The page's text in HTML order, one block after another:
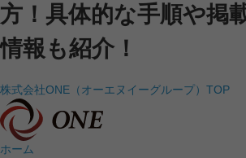
方！具体的な手順や掲
情報も紹介！
株式会社ONE（オーエヌイーグループ）TOP
ホーム